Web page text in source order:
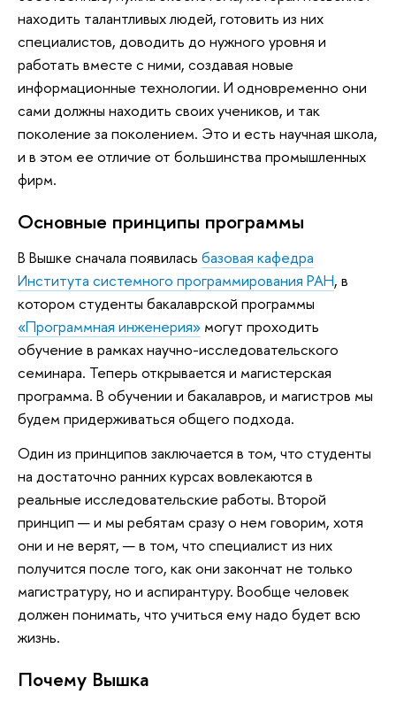
находить талантливых людей, готовить из них
специалистов, доводить до нужного уровня и
работать вместе с ними, создавая новые
информационные технологии. И одновременно они
сами должны находить своих учеников, и так
поколение за поколением. Это и есть научная школа,
и в этом ее отличие от большинства промышленных
фирм.
Основные принципы программы
В Вышке сначала появилась базовая кафедра
Института системного программирования РАН, в
котором студенты бакалаврской программы
«Программная инженерия» могут проходить
обучение в рамках научно-исследовательского
семинара. Теперь открывается и магистерская
программа. В обучении и бакалавров, и магистров мы
будем придерживаться общего подхода.
Один из принципов заключается в том, что студенты
на достаточно ранних курсах вовлекаются в
реальные исследовательские работы. Второй
принцип — и мы ребятам сразу о нем говорим, хотя
они и не верят, — в том, что специалист из них
получится после того, как они закончат не только
магистратуру, но и аспирантуру. Вообще человек
должен понимать, что учиться ему надо будет всю
жизнь.
Почему Вышка